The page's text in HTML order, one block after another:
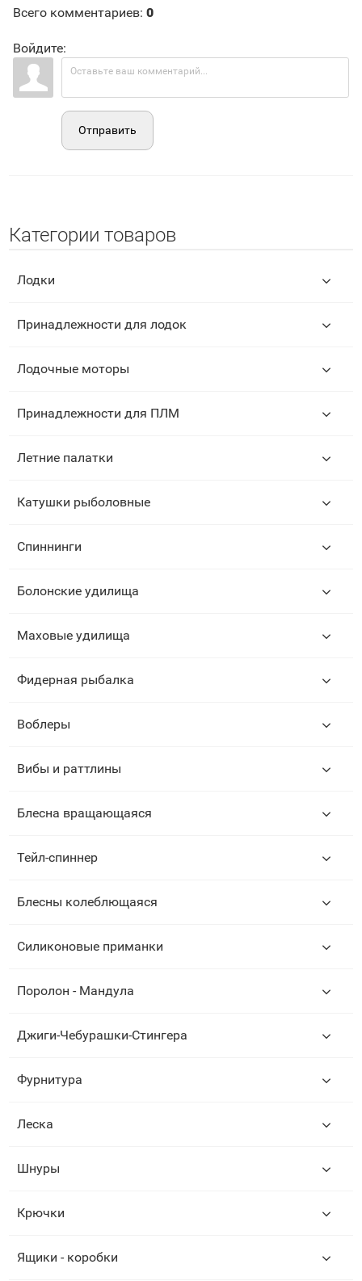
Всего комментариев: 0
Войдите:
Отправить
Категории товаров
Лодки
Принадлежности для лодок
Лодочные моторы
Принадлежности для ПЛМ
Летние палатки
Катушки рыболовные
Спиннинги
Болонские удилища
Маховые удилища
Фидерная рыбалка
Воблеры
Вибы и раттлины
Блесна вращающаяся
Тейл-спиннер
Блесны колеблющаяся
Силиконовые приманки
Поролон - Мандула
Джиги-Чебурашки-Стингера
Фурнитура
Леска
Шнуры
Крючки
Ящики - коробки